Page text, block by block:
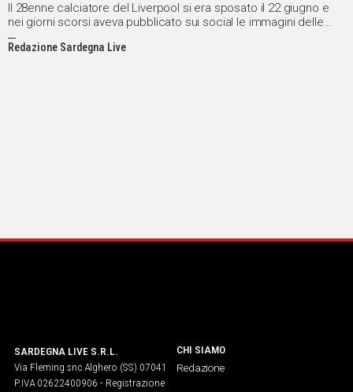
Il 28enne calciatore del Liverpool si era sposato il 22 giugno e
nei giorni scorsi aveva pubblicato sui social le immagini delle
nozze
Redazione Sardegna Live
SARDEGNA LIVE S.R.L.
Via Fleming snc Alghero (SS) 07041
P.IVA 02622400906 - Registrazione
CHI SIAMO
Redazione